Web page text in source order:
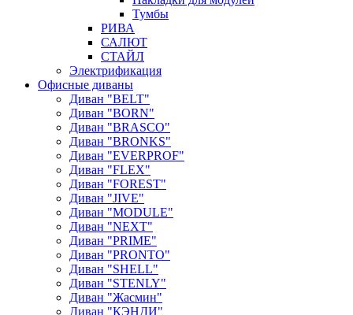
Тумбы
РИВА
САЛЮТ
СТАЙЛ
Электрификация
Офисные диваны
Диван "BELT"
Диван "BORN"
Диван "BRASCO"
Диван "BRONKS"
Диван "EVERPROF"
Диван "FLEX"
Диван "FOREST"
Диван "JIVE"
Диван "MODULE"
Диван "NEXT"
Диван "PRIME"
Диван "PRONTO"
Диван "SHELL"
Диван "STENLY"
Диван "Жасмин"
Диван "КЭНДИ"